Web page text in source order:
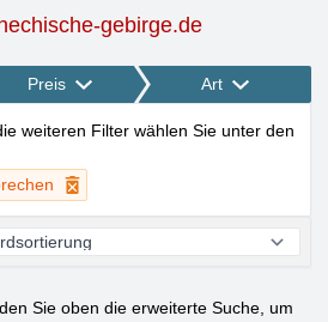
gebirge.de
Preis Art
weiteren Filter wählen Sie unter den
Sie oben die erweiterte Suche, um